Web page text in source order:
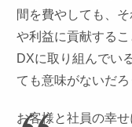
間を費やしても、
や利益に貢献する
DXに取り組んでい
ても意味がないだろ
お客様と社員の幸